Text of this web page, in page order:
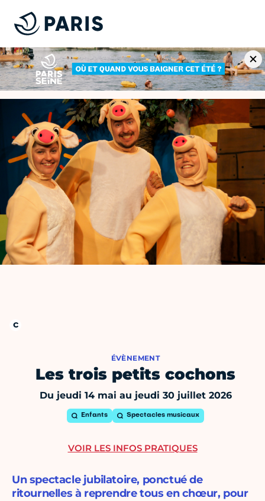
ÉVÈNEMENT
Les trois petits cochons
Du jeudi 14 mai au jeudi 30 juillet 2026
Enfants Spectacles musicaux
Un spectacle jubilatoire, ponctué de
ritournelles à reprendre tous en chœur, pour
VOIR LES INFOS PRATIQUES